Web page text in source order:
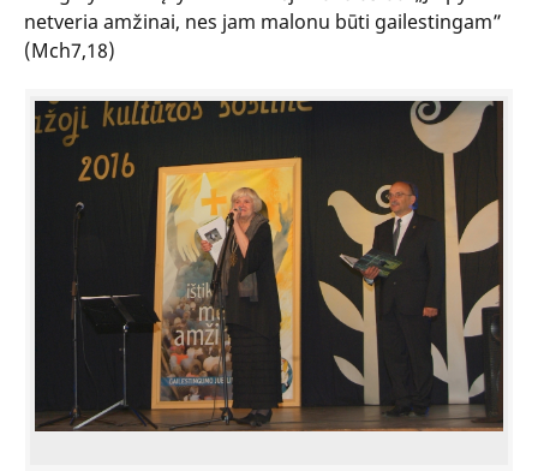
netveria amžinai, nes jam malonu būti gailestingam”
(Mch7,18)